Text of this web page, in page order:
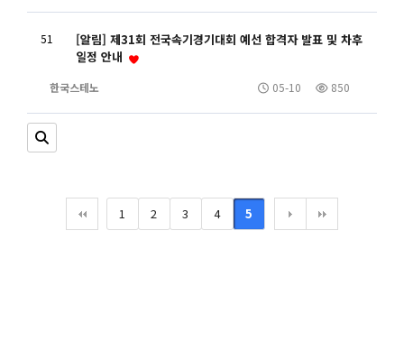
51
[알림] 제31회 전국속기경기대회 예선 합격자 발표 및 차후
일정 안내
한국스테노 850
05-10
1 2 3 4 5